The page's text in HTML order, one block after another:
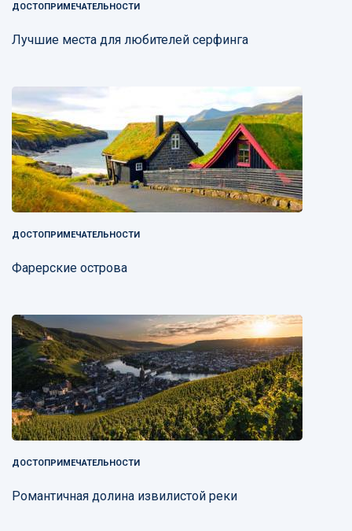
ДОСТОПРИМЕЧАТЕЛЬНОСТИ
Лучшие места для любителей серфинга
ДОСТОПРИМЕЧАТЕЛЬНОСТИ
Фарерские острова
ДОСТОПРИМЕЧАТЕЛЬНОСТИ
Романтичная долина извилистой реки